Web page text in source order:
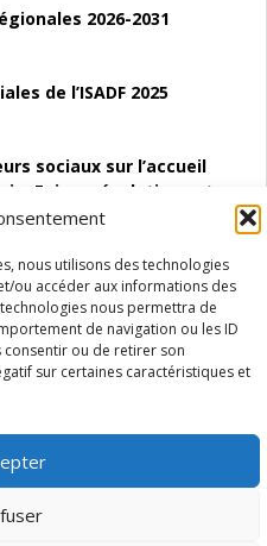
nous utilisons des technologies
ou accéder aux informations des
nous permettra de
de navigation ou les ID
consentir ou de retirer son
sur certaines caractéristiques et
2026-2031
de l’ISADF 2025
sociaux sur l’accueil
Enjeux, évolutions et
d’emploi (SAACE)
:quels indicateurs